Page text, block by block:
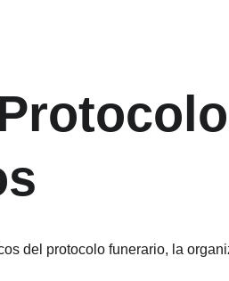
del protocolo funerario, la